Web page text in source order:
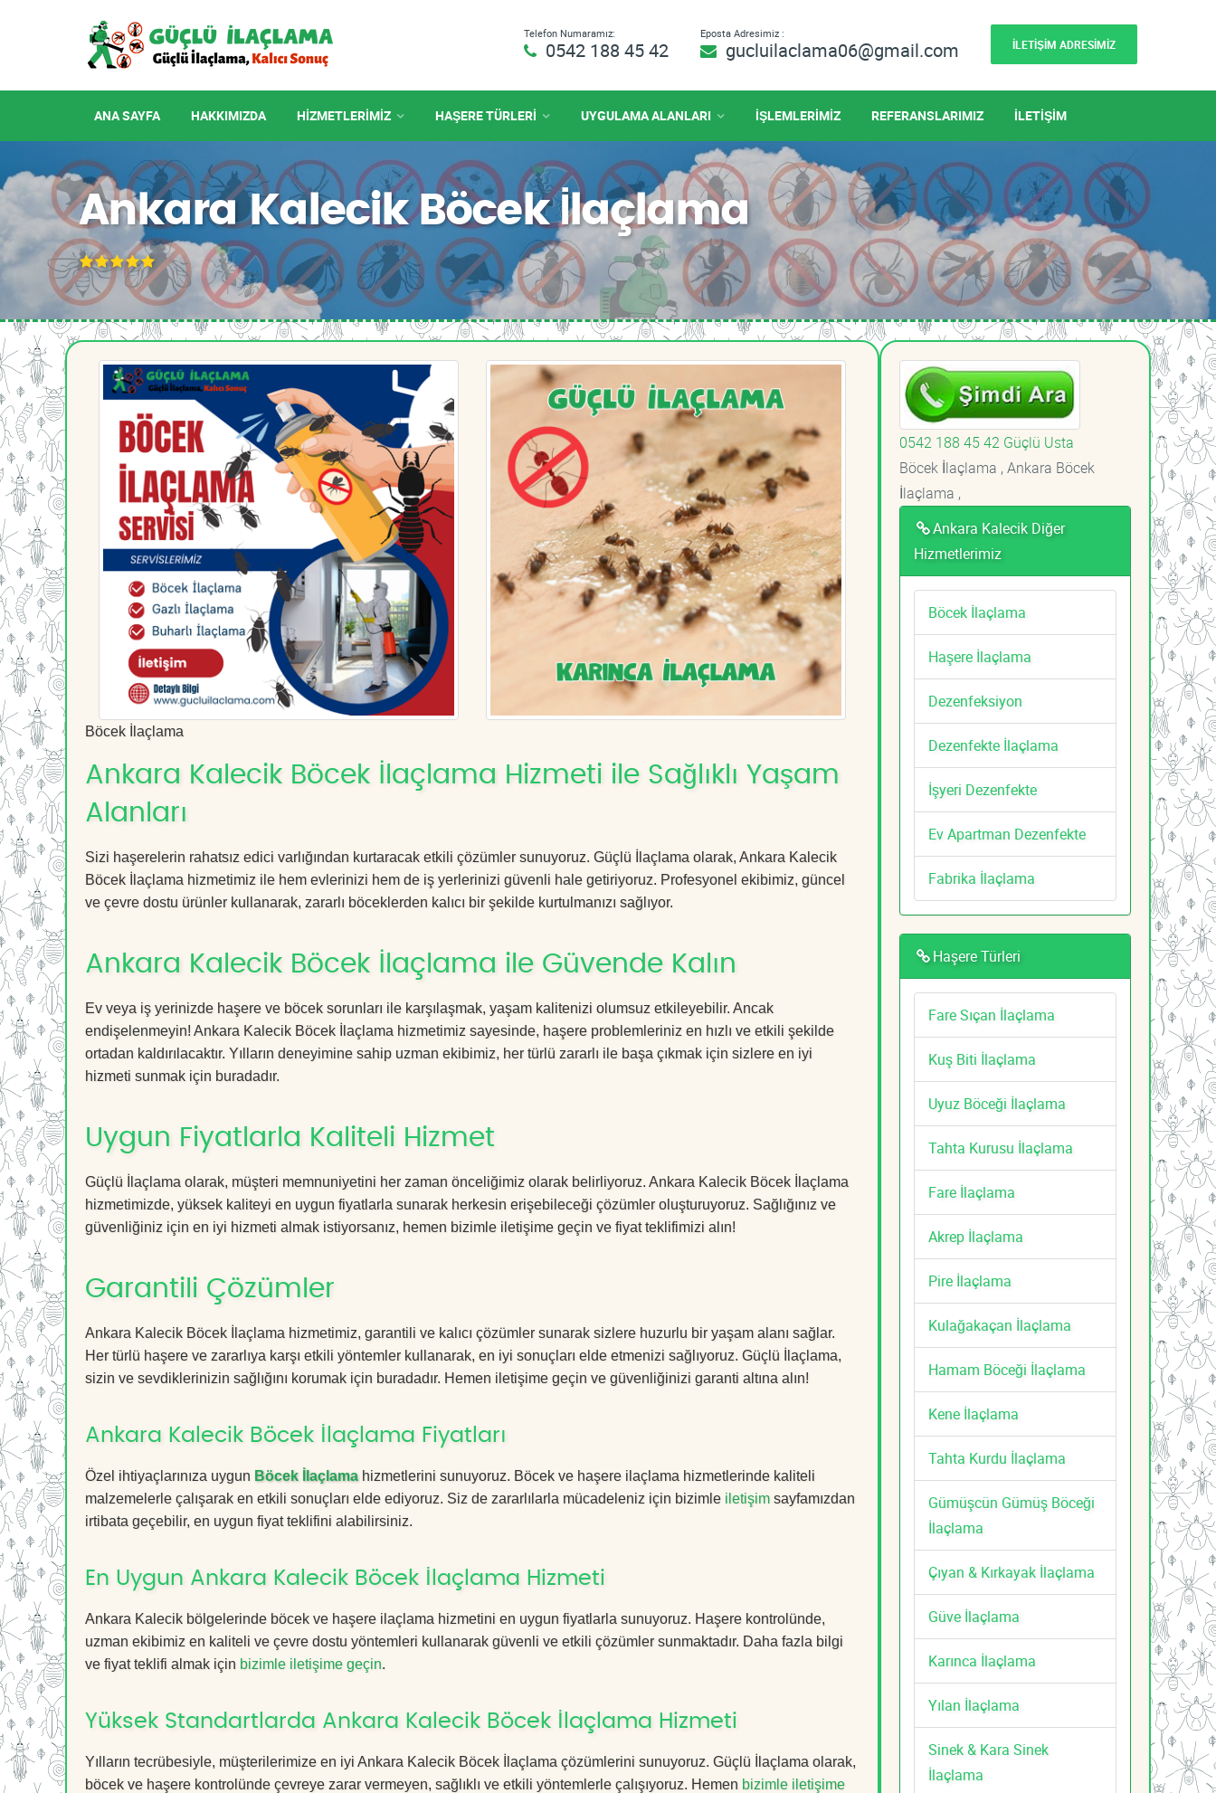
Telefon Numaramız:
0542 188 45 42
Eposta Adresimiz :
gucluilaclama06@gmail.com İLETİŞİM ADRESİMİZ
ANA SAYFA HAKKIMIZDA HIZMETLERIMIZ HAŞERE TÜRLERİ UYGULAMA ALANLARI İŞLEMLERİMİZ REFERANSLARIMIZ İLETİŞİM
Ankara Kalecik Böcek İlaçlama
Böcek İlaçlama
Ankara Kalecik Böcek İlaçlama Hizmeti ile Sağlıklı Yaşam
Alanları
Sizi haşerelerin rahatsız edici varlığından kurtaracak etkili çözümler sunuyoruz. Güçlü İlaçlama olarak, Ankara Kalecik
Böcek İlaçlama hizmetimiz ile hem evlerinizi hem de iş yerlerinizi güvenli hale getiriyoruz. Profesyonel ekibimiz, güncel
ve çevre dostu ürünler kullanarak, zararlı böceklerden kalıcı bir şekilde kurtulmanızı sağlıyor.
Ankara Kalecik Böcek İlaçlama ile Güvende Kalın
Ev veya iş yerinizde haşere ve böcek sorunları ile karşılaşmak, yaşam kalitenizi olumsuz etkileyebilir. Ancak
endişelenmeyin! Ankara Kalecik Böcek İlaçlama hizmetimiz sayesinde, haşere problemleriniz en hızlı ve etkili şekilde
ortadan kaldırılacaktır. Yılların deneyimine sahip uzman ekibimiz, her türlü zararlı ile başa çıkmak için sizlere en iyi
hizmeti sunmak için buradadır.
Uygun Fiyatlarla Kaliteli Hizmet
Güçlü İlaçlama olarak, müşteri memnuniyetini her zaman önceliğimiz olarak belirliyoruz. Ankara Kalecik Böcek İlaçlama
hizmetimizde, yüksek kaliteyi en uygun fiyatlarla sunarak herkesin erişebileceği çözümler oluşturuyoruz. Sağlığınız ve
güvenliğiniz için en iyi hizmeti almak istiyorsanız, hemen bizimle iletişime geçin ve fiyat teklifimizi alın!
Garantili Çözümler
Ankara Kalecik Böcek İlaçlama hizmetimiz, garantili ve kalıcı çözümler sunarak sizlere huzurlu bir yaşam alanı sağlar.
Her türlü haşere ve zararlıya karşı etkili yöntemler kullanarak, en iyi sonuçları elde etmenizi sağlıyoruz. Güçlü İlaçlama,
sizin ve sevdiklerinizin sağlığını korumak için buradadır. Hemen iletişime geçin ve güvenliğinizi garanti altına alın!
Ankara Kalecik Böcek İlaçlama Fiyatları
Özel ihtiyaçlarınıza uygun Böcek İlaçlamahizmetlerini sunuyoruz. Böcek ve haşere ilaçlama hizmetlerinde kaliteli
malzemelerle çalışarak en etkili sonuçları elde ediyoruz. Siz de zararlılarla mücadeleniz için bizimle iletişim sayfamızdan
irtibata geçebilir, en uygun fiyat teklifini alabilirsiniz.
En Uygun Ankara Kalecik Böcek İlaçlama Hizmeti
Ankara Kalecik bölgelerinde böcek ve haşere ilaçlama hizmetini en uygun fiyatlarla sunuyoruz. Haşere kontrolünde,
uzman ekibimiz en kaliteli ve çevre dostu yöntemleri kullanarak güvenli ve etkili çözümler sunmaktadır. Daha fazla bilgi
ve fiyat teklifi almak için bizimle iletişime geçin.
Yüksek Standartlarda Ankara Kalecik Böcek İlaçlama Hizmeti
Yılların tecrübesiyle, müşterilerimize en iyi Ankara Kalecik Böcek İlaçlama çözümlerini sunuyoruz. Güçlü İlaçlama olarak,
böcek ve haşere kontrolünde çevreye zarar vermeyen, sağlıklı ve etkili yöntemlerle çalışıyoruz. Hemen bizimle iletişime
0542 188 45 42 Güçlü Usta
Böcek İlaçlama , Ankara Böcek
İlaçlama ,
Ankara Kalecik Diğer
Hizmetlerimiz
Böcek İlaçlama
Haşere İlaçlama
Dezenfeksiyon
Dezenfekte İlaçlama
İşyeri Dezenfekte
Ev Apartman Dezenfekte
Fabrika İlaçlama
Haşere Türleri
Fare Sıçan İlaçlama
Kuş Biti İlaçlama
Uyuz Böceği İlaçlama
Tahta Kurusu İlaçlama
Fare İlaçlama
Akrep İlaçlama
Pire İlaçlama
Kulağakaçan İlaçlama
Hamam Böceği İlaçlama
Kene İlaçlama
Tahta Kurdu İlaçlama
Gümüşcün Gümüş Böceği
İlaçlama
Çıyan & Kırkayak İlaçlama
Güve İlaçlama
Karınca İlaçlama
Yılan İlaçlama
Sinek & Kara Sinek
İlaçlama